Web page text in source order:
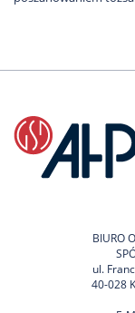
BIURO
ul.
40-028